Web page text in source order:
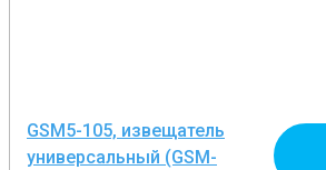
GSM5-105, извещатель
универсальный (GSM-